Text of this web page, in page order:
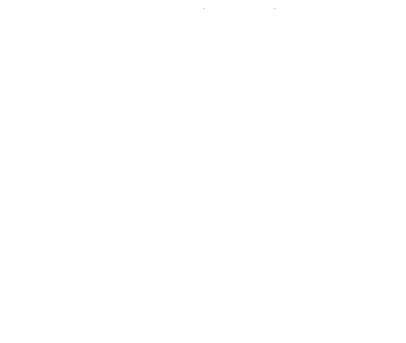
oder Demonstrationen (§ 42 WaffG).